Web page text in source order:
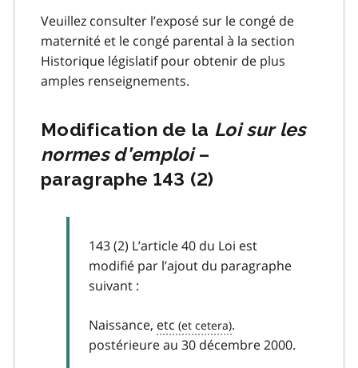
Veuillez consulter l’exposé sur le congé de
maternité et le congé parental à la section
Historique législatif pour obtenir de plus
amples renseignements.
Modification de la Loi sur les
normes d’emploi–
paragraphe 143 (2)
143 (2) L’article 40 du Loi est
modifié par l’ajout du paragraphe
suivant :
Naissance, etc
.
postérieure au 30 décembre 2000.